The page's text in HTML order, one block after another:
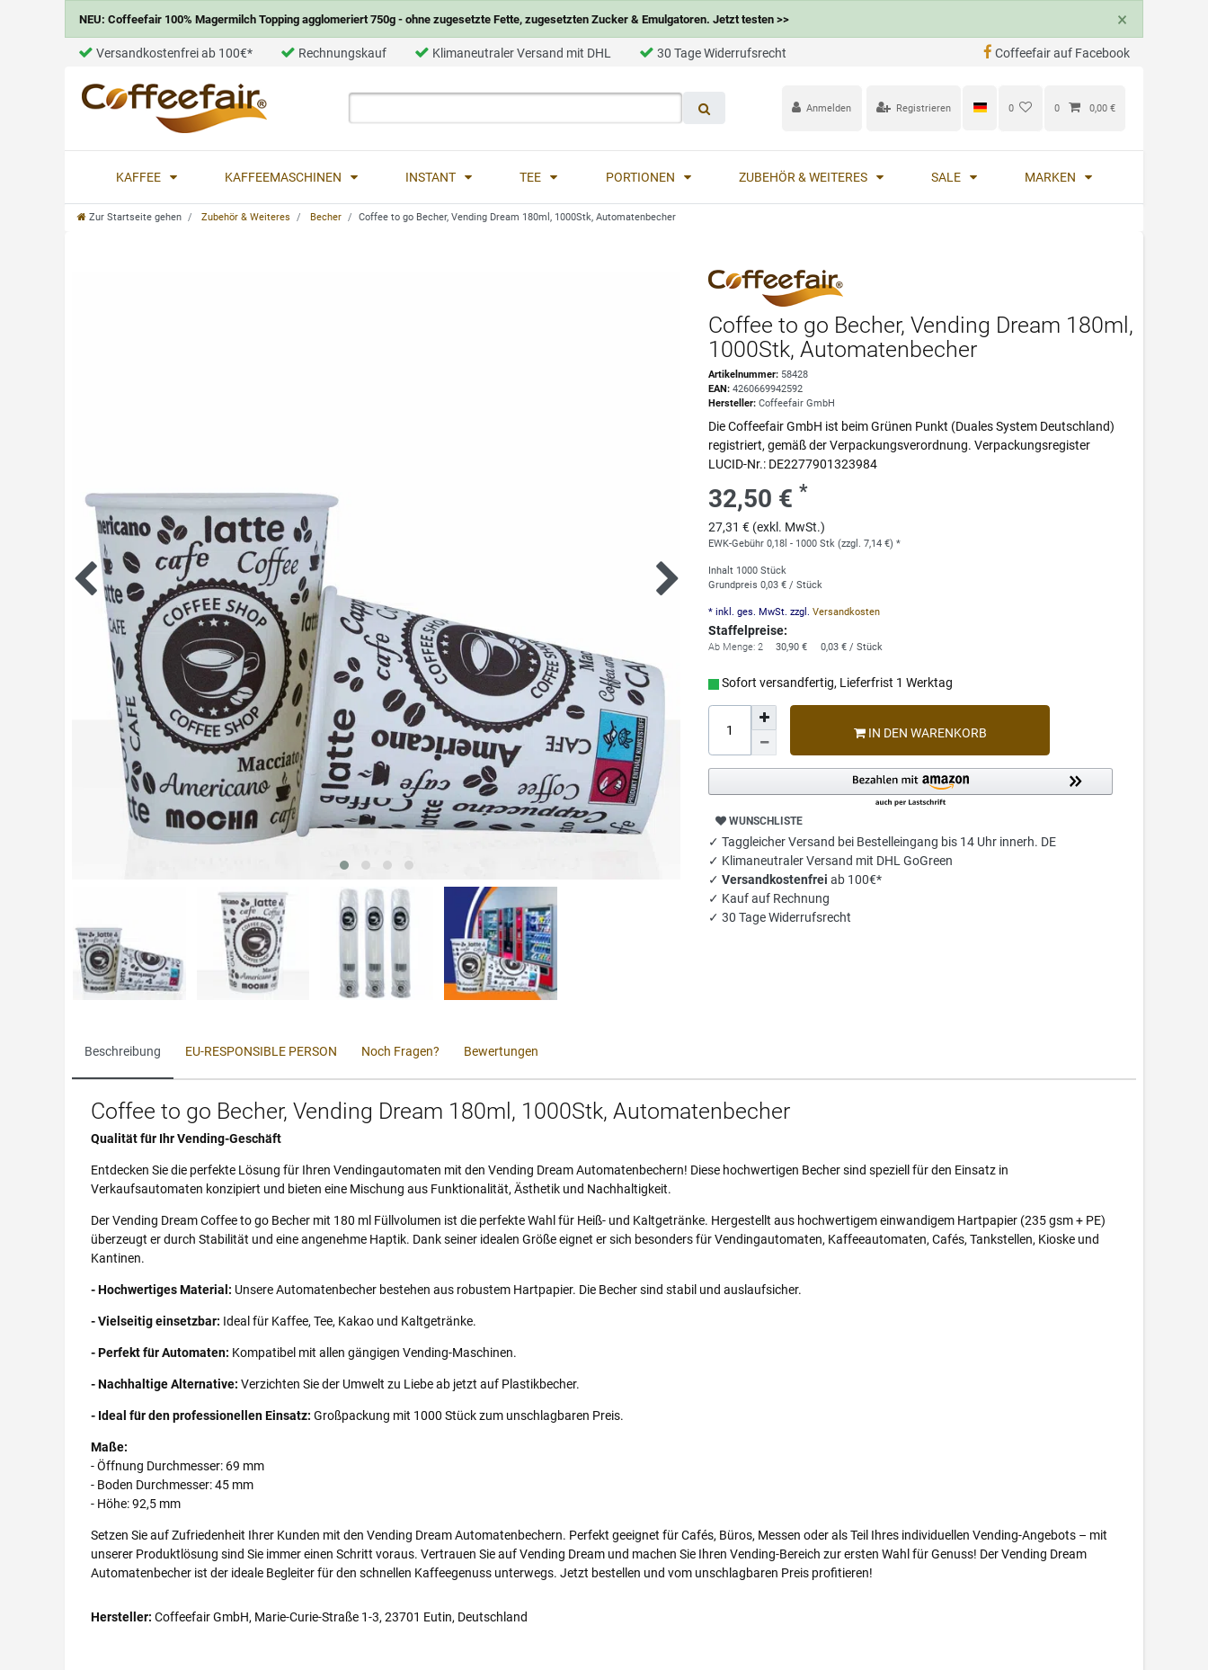
NEU: Coffeefair 100% Magermilch Topping agglomeriert 750g - ohne zugesetzte Fette, zugesetzten Zucker & Emulgatoren. Jetzt testen >> ×
Versandkostenfrei ab 100€* Rechnungskauf Klimaneutraler Versand mit DHL 30 Tage Widerrufsrecht Coffeefair auf Facebook
Anmelden Registrieren 0 0 0,00 €
KAFFEE KAFFEEMASCHINEN INSTANT TEE PORTIONEN ZUBEHÖR & WEITERES SALE MARKEN
Zur Startseite gehen Zubehör & Weiteres Becher Coffee to go Becher, Vending Dream 180ml, 1000Stk, Automatenbecher
Coffee to go Becher, Vending Dream 180ml,
1000Stk, Automatenbecher
Artikelnummer: 58428
EAN:4260669942592
Hersteller: Coffeefair GmbH
Die Coffeefair GmbH ist beim Grünen Punkt (Duales System Deutschland)
registriert, gemäß der Verpackungsverordnung. Verpackungsregister
LUCID-Nr.: DE2277901323984
32,50 €*
27,31 € (exkl. MwSt.)
EWK-Gebühr 0,18l - 1000 Stk (zzgl. 7,14 €) *
Inhalt 1000Stück
Grundpreis0,03 € / Stück
* inkl. ges. MwSt. zzgl. Versandkosten
Staffelpreise:
Ab Menge: 2 30,90 € 0,03 € / Stück
Sofort versandfertig, Lieferfrist 1 Werktag
IN DEN WARENKORB
WUNSCHLISTE
✓ Taggleicher Versand bei Bestelleingang bis 14 Uhr innerh. DE
✓ Klimaneutraler Versand mit DHL GoGreen
✓Versandkostenfreiab 100€*
✓ Kauf auf Rechnung
✓ 30 Tage Widerrufsrecht
Beschreibung EU-RESPONSIBLE PERSON Noch Fragen? Bewertungen
Coffee to go Becher, Vending Dream 180ml, 1000Stk, Automatenbecher
Qualität für Ihr Vending-Geschäft
Entdecken Sie die perfekte Lösung für Ihren Vendingautomaten mit den Vending Dream Automatenbechern! Diese hochwertigen Becher sind speziell für den Einsatz in
Verkaufsautomaten konzipiert und bieten eine Mischung aus Funktionalität, Ästhetik und Nachhaltigkeit.
Der Vending Dream Coffee to go Becher mit 180 ml Füllvolumen ist die perfekte Wahl für Heiß- und Kaltgetränke. Hergestellt aus hochwertigem einwandigem Hartpapier (235 gsm + PE)
überzeugt er durch Stabilität und eine angenehme Haptik. Dank seiner idealen Größe eignet er sich besonders für Vendingautomaten, Kaffeeautomaten, Cafés, Tankstellen, Kioske und
Kantinen.
- Hochwertiges Material: Unsere Automatenbecher bestehen aus robustem Hartpapier. Die Becher sind stabil und auslaufsicher.
- Vielseitig einsetzbar: Ideal für Kaffee, Tee, Kakao und Kaltgetränke.
- Perfekt für Automaten: Kompatibel mit allen gängigen Vending-Maschinen.
- Nachhaltige Alternative: Verzichten Sie der Umwelt zu Liebe ab jetzt auf Plastikbecher.
- Ideal für den professionellen Einsatz: Großpackung mit 1000 Stück zum unschlagbaren Preis.
Maße:
- Öffnung Durchmesser: 69 mm
- Boden Durchmesser: 45 mm
- Höhe: 92,5 mm
Setzen Sie auf Zufriedenheit Ihrer Kunden mit den Vending Dream Automatenbechern. Perfekt geeignet für Cafés, Büros, Messen oder als Teil Ihres individuellen Vending-Angebots – mit
unserer Produktlösung sind Sie immer einen Schritt voraus. Vertrauen Sie auf Vending Dream und machen Sie Ihren Vending-Bereich zur ersten Wahl für Genuss! Der Vending Dream
Automatenbecher ist der ideale Begleiter für den schnellen Kaffeegenuss unterwegs. Jetzt bestellen und vom unschlagbaren Preis profitieren!
Hersteller: Coffeefair GmbH, Marie-Curie-Straße 1-3, 23701 Eutin, Deutschland